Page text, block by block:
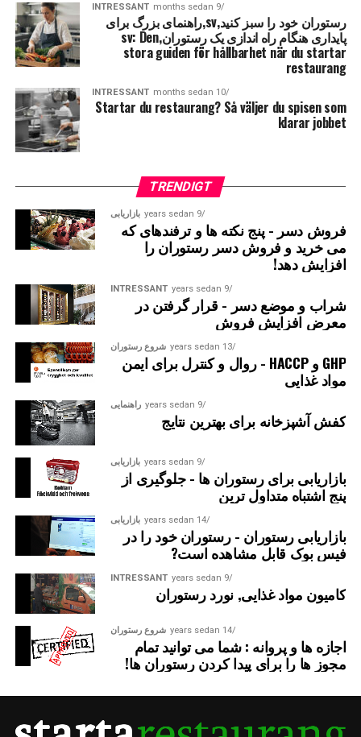
INTRESSANT 9 months sedan
رستوران خود را سبز کنید,sv,راهنمای بزرگ برای
پایداری هنگام راه اندازی یک رستوران,sv: Den
stora guiden för hållbarhet när du startar
restaurang
INTRESSANT 10 months sedan
Startar du restaurang? Så väljer du spisen som
klarar jobbet
TRENDIGT
بازاریابی 9 years sedan
فروش دسر - پنج نکته ها و ترفندهای که
می خرید و فروش دسر رستوران را
افزایش دهد!
INTRESSANT 9 years sedan
شراب و موضع دسر - قرار گرفتن در
معرض افزایش فروش
شروع رستوران 13 years sedan
GHP و HACCP - روال و کنترل برای ایمن
مواد غذایی
راهنمایی 9 years sedan
کفش آشپزخانه برای بهترین نتایج
بازاریابی 9 years sedan
بازاریابی برای رستوران ها - جلوگیری از
پنج اشتباه متداول ترین
بازاریابی 14 years sedan
بازاریابی رستوران - رستوران خود را در
فیس بوک قابل مشاهده است?
INTRESSANT 9 years sedan
کامیون مواد غذایی, نورد رستوران
شروع رستوران 14 years sedan
اجازه ها و پروانه : شما می توانید تمام
مجوز ها را برای پیدا کردن رستوران ها!